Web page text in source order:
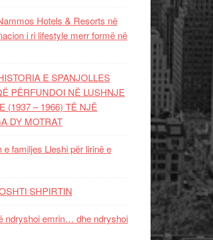
Hotels & Resorts në
i ri lifestyle merr formë në
E SPANJOLLES
PËRFUNDOI NË LUSHNJE
(1937 – 1966) TË NJË
DY MOTRAT
familjes Lleshi për lirinë e
SHPIRTIN
ndryshoi emrin… dhe ndryshoi